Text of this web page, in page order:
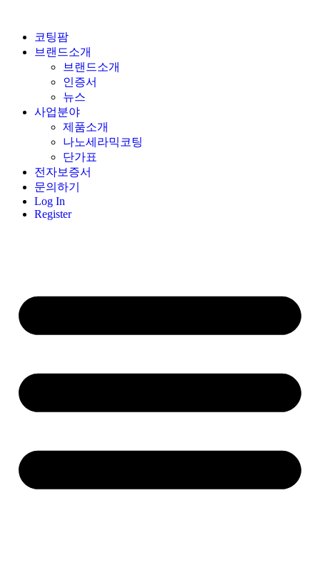
코팅팜
브랜드소개
브랜드소개
인증서
뉴스
사업분야
제품소개
나노세라믹코팅
단가표
전자보증서
문의하기
Log In
Register